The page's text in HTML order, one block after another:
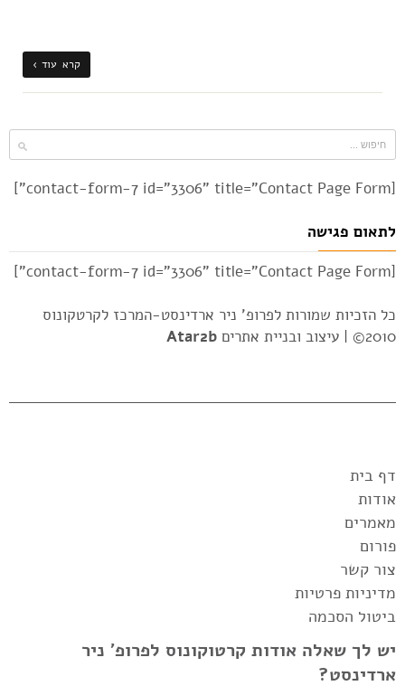
קרא עוד ›
[contact-form-7 id="3306" title="Contact Page Form"]
לתאום פגישה
[contact-form-7 id="3306" title="Contact Page Form"]
כל הזכיות שמורות לפרופ' ניר ארדינסט-המרכז לקרטקונוס
2010© |
עיצוב ובניית אתרים Atar2b
דף בית
אודות
מאמרים
פורום
צור קשר
מדיניות פרטיות
ביטול הסכמה
יש לך שאלה אודות קרטוקונוס לפרופ' ניר
ארדינסט?